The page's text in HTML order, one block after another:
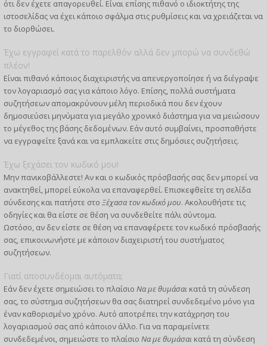
ότι δεν έχετε απαγορευθεί. Είναι επίσης πιθανό ο ιδιοκτήτης της
ιστοσελίδας να έχει κάποιο σφάλμα στις ρυθμίσεις και να χρειάζεται να
το διορθώσει.
Έχω εγγραφεί κατά το παρελθόν αλλά δεν μπορώ να συνδεθώ
πλέον!
Είναι πιθανό κάποιος διαχειριστής να απενεργοποίησε ή να διέγραψε
τον λογαριασμό σας για κάποιο λόγο. Επίσης, πολλά συστήματα
συζητήσεων απομακρύνουν μέλη περιοδικά που δεν έχουν
δημοσιεύσει μηνύματα για μεγάλο χρονικό διάστημα για να μειώσουν
το μέγεθος της βάσης δεδομένων. Εάν αυτό συμβαίνει, προσπαθήστε
να εγγραφείτε ξανά και να εμπλακείτε στις δημόσιες συζητήσεις.
Έχω ξεχάσει τον κωδικό μου!
Μην πανικοβάλλεστε! Αν και ο κωδικός πρόσβασής σας δεν μπορεί να
ανακτηθεί, μπορεί εύκολα να επαναφερθεί. Επισκεφθείτε τη σελίδα
σύνδεσης και πατήστε στο Ξέχασα τον κωδικό μου. Ακολουθήστε τις
οδηγίες και θα είστε σε θέση να συνδεθείτε πάλι σύντομα.
Ωστόσο, αν δεν είστε σε θέση να επαναφέρετε τον κωδικό πρόσβασής
σας, επικοινωνήστε με κάποιον διαχειριστή του συστήματος
συζητήσεων.
Γιατί αποσυνδέομαι αυτόματα;
Εάν δεν έχετε σημειώσει το πλαίσιο Να με θυμάσαι κατά τη σύνδεση
σας, το σύστημα συζητήσεων θα σας διατηρεί συνδεδεμένο μόνο για
έναν καθορισμένο χρόνο. Αυτό αποτρέπει την κατάχρηση του
λογαριασμού σας από κάποιον άλλο. Για να παραμείνετε
συνδεδεμένοι, σημειώστε το πλαίσιο Να με θυμάσαι κατά τη σύνδεση